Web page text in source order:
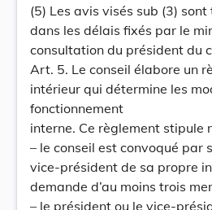
(5) Les avis visés sub (3)
dans les délais fixés par le
consultation du président du
Art. 5. Le conseil élabore un
intérieur qui détermine les
fonctionnement
interne. Ce règlement stipule
– le conseil est convoqué par
vice-président de sa propre
demande d’au moins trois
– le président ou le vice-